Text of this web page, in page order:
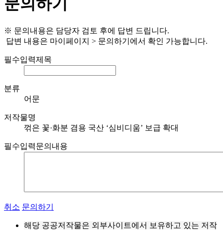
※ 문의내용은 담당자 검토 후에 답변 드립니다.
답변 내용은 마이페이지 > 문의하기에서 확인 가능합니다.
필수입력제목
분류
어문
저작물명
꺾은 꽃·화분 겸용 국산 ‘심비디움’ 보급 확대
필수입력문의내용
취소 문의하기
해당 공공저작물은 외부사이트에서 보유하고 있는 저작